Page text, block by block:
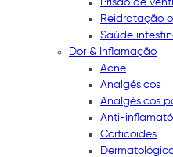
Prisão de
Reidratação
Saúde
Dor & Inflamação
Acne
Analgésicos
Analgésicos
Anti-
Corticoides